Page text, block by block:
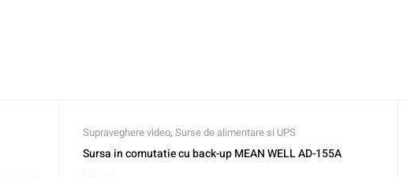
Supraveghere video, Surse de alimentare si UPS
Sursa in comutatie cu back-up MEAN WELL AD-155A